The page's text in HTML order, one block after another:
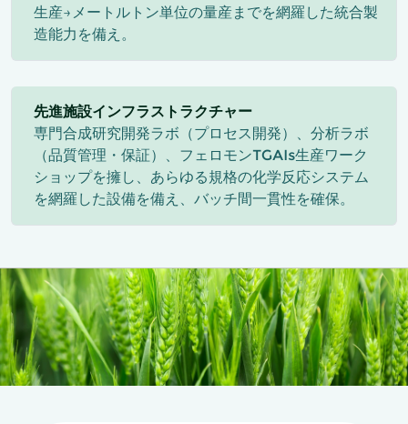
生産→メートルトン単位の量産までを網羅した統合製
造能力を備え。
先進施設インフラストラクチャー
専門合成研究開発ラボ（プロセス開発）、分析ラボ
（品質管理・保証）、フェロモンTGAIs生産ワーク
ショップを擁し、あらゆる規格の化学反応システム
を網羅した設備を備え、バッチ間一貫性を確保。